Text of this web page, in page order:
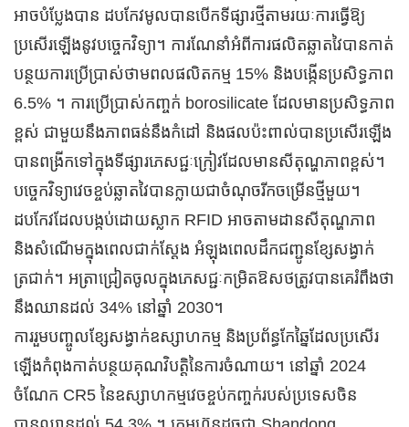
អាចបំប្លែងបាន ដបកែវមូលបានបើកទីផ្សារថ្មីតាមរយៈការធ្វើឱ្យ
ប្រសើរឡើងនូវបច្ចេកវិទ្យា។ ការណែនាំអំពីការផលិតឆ្លាតវៃបានកាត់
បន្ថយការប្រើប្រាស់ថាមពលផលិតកម្ម 15% និងបង្កើនប្រសិទ្ធភាព
6.5% ។ ការប្រើប្រាស់កញ្ចក់ borosilicate ដែលមានប្រសិទ្ធភាព
ខ្ពស់ ជាមួយនឹងភាពធន់នឹងកំដៅ និងផលប៉ះពាល់បានប្រសើរឡើង
បានពង្រីកទៅក្នុងទីផ្សារភេសជ្ជៈក្រៀវដែលមានសីតុណ្ហភាពខ្ពស់។
បច្ចេកវិទ្យាវេចខ្ចប់ឆ្លាតវៃបានក្លាយជាចំណុចរីកចម្រើនថ្មីមួយ។
ដបកែវដែលបង្កប់ដោយស្លាក RFID អាចតាមដានសីតុណ្ហភាព
និងសំណើមក្នុងពេលជាក់ស្តែង អំឡុងពេលដឹកជញ្ជូនខ្សែសង្វាក់
ត្រជាក់។ អត្រាជ្រៀតចូលក្នុងភេសជ្ជៈកម្រិតឱសថត្រូវបានគេរំពឹងថា
នឹងឈានដល់ 34% នៅឆ្នាំ 2030។
ការរួមបញ្ចូលខ្សែសង្វាក់ឧស្សាហកម្ម និងប្រព័ន្ធកែឆ្នៃដែលប្រសើរ
ឡើងកំពុងកាត់បន្ថយគុណវិបត្តិនៃការចំណាយ។ នៅឆ្នាំ 2024
ចំណែក CR5 នៃឧស្សាហកម្មវេចខ្ចប់កញ្ចក់របស់ប្រទេសចិន